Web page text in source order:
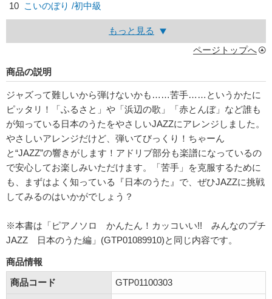
10 こいのぼり /初中級
もっと見る
ページトップへ
商品の説明
ジャズって難しいから弾けないかも……苦手……というかたに
ピッタリ！「ふるさと」や「浜辺の歌」「赤とんぼ」など誰も
が知っている日本のうたをやさしいJAZZにアレンジしました。
やさしいアレンジだけど、弾いてびっくり！ちゃーん
と“JAZZ”の響きがします！アドリブ部分も楽譜になっているの
で安心してお楽しみいただけます。「苦手」を克服するために
も、まずはよく知っている『日本のうた』で、ぜひJAZZに挑戦
してみるのはいかがでしょう？
※本書は「ピアノソロ かんたん！カッコいい!! みんなのプチ
JAZZ 日本のうた編」(GTP01089910)と同じ内容です。
商品情報
商品コード
GTP01100303